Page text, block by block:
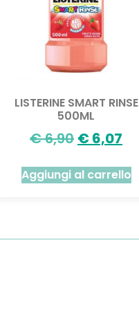
LISTERINE SMART RINSE
500ML
€6,90 €6,07
Aggiungi al carrello